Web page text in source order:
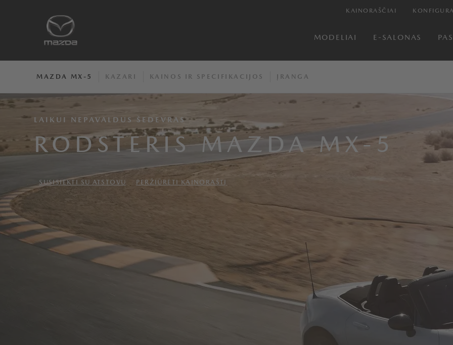
KAINORAŠČIAI
MODELIAI E-SALONAS
MAZDA MX-5 KAZARI KAINOS IR SPECIFIKACIJOS ĮRANGA
LAIKUI NEPAVALDUS ŠEDEVRAS
RODSTERIS MAZDA MX-5
SUSISIEKTI SU ATSTOVU PERŽIŪRĖTI KAINORAŠTĮ